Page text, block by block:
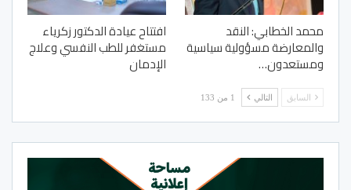
محمد الخطابي: النقد
والمعارضة مسؤولية سياسية
ومستعدون…
افتتاح عيادة الدكتور زكرياء
مستغفر للطب النفسي وعلاج
الإدمان
السابق التالي 1 من 133